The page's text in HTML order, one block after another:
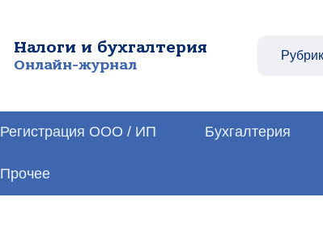
Налоги и бухгалтерия
Онлайн-журнал
Регистрация ООО / ИП Бухгалтерия
Прочее